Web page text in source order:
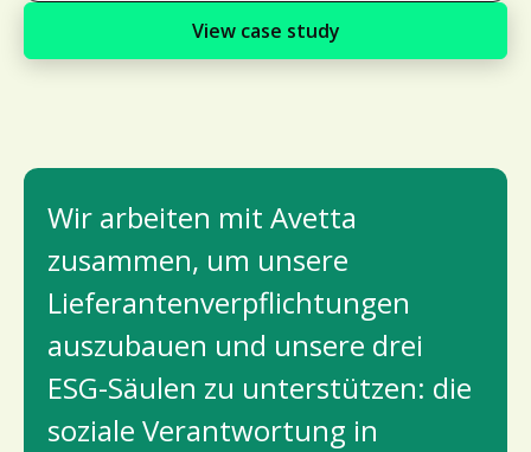
View case study
Wir arbeiten mit Avetta
zusammen, um unsere
Lieferantenverpflichtungen
auszubauen und unsere drei
ESG-Säulen zu unterstützen: die
soziale Verantwortung in